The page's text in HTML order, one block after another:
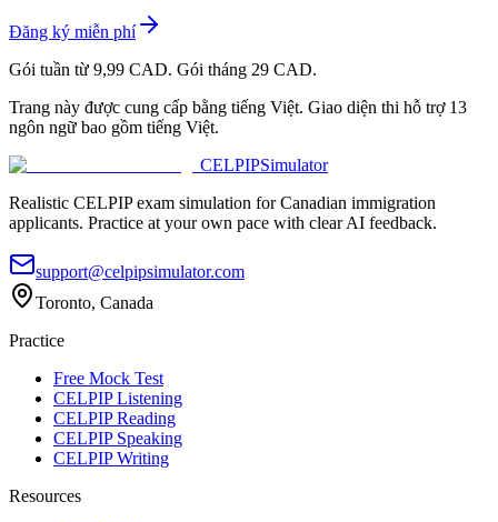
Đăng ký miễn phí
Gói tuần từ 9,99 CAD. Gói tháng 29 CAD.
Trang này được cung cấp bằng tiếng Việt. Giao diện thi hỗ trợ 13
ngôn ngữ bao gồm tiếng Việt.
CELPIPSimulator
Realistic CELPIP exam simulation for Canadian immigration
applicants. Practice at your own pace with clear AI feedback.
support@celpipsimulator.com
Toronto, Canada
Practice
Free Mock Test
CELPIP Listening
CELPIP Reading
CELPIP Speaking
CELPIP Writing
Resources